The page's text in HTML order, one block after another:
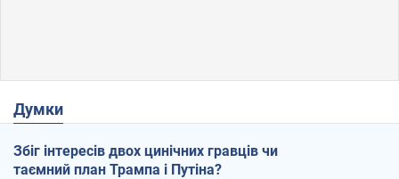
Думки
Збіг інтересів двох цинічних гравців чи
таємний план Трампа і Путіна?